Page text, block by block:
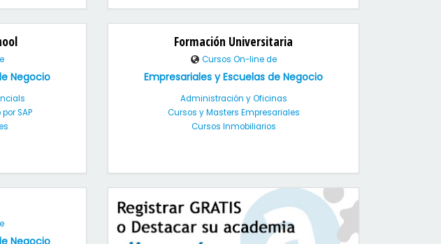
Negocio
SAP
Formación Universitaria
Cursos On-line de
Empresariales y Escuelas de Negocio
Administración y Oficinas
Cursos y Masters Empresariales
Cursos Inmobiliarios
Negocio